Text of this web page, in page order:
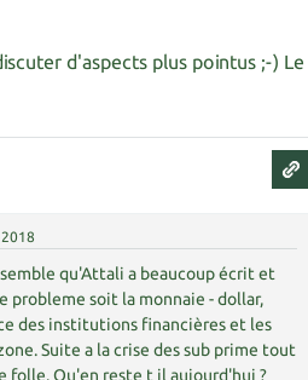
d'aspects plus pointus ;-) Le
qu'Attali a beaucoup écrit et
probleme soit la monnaie - dollar,
des institutions financières et les
Suite a la crise des sub prime tout
folle. Qu'en reste t il aujourd'hui ?